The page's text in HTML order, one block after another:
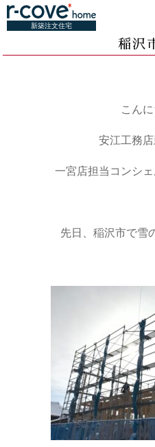
新築注文住宅
稲沢
こんに
安江工務
一宮店担当コンシェ
先日、稲沢市で雪